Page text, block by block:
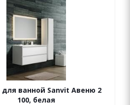
ванной Sanvit Авеню 2
100, белая